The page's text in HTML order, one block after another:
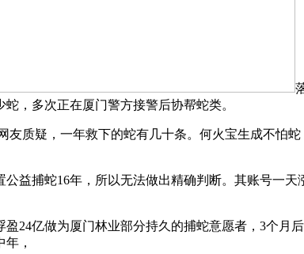
，多次正在厦门警方接警后协帮蛇类。
疑，一年救下的蛇有几十条。何火宝生成不怕蛇
捕蛇16年，所以无法做出精确判断。其账号一天
亿做为厦门林业部分持久的捕蛇意愿者，3个月
，